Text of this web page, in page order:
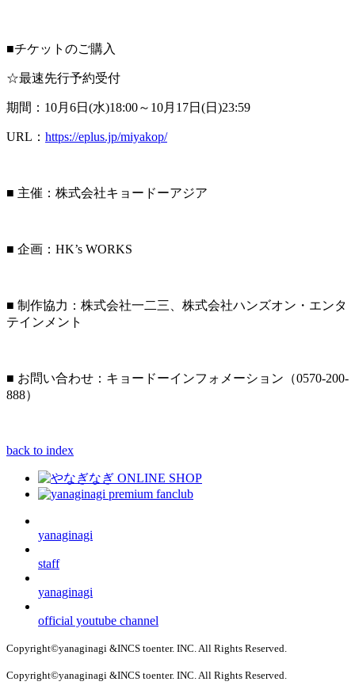
■チケットのご購入
☆最速先行予約受付
期間：10月6日(水)18:00～10月17日(日)23:59
URL： https://eplus.jp/miyakop/
■ 主催：株式会社キョードーアジア
■ 企画：HK’s WORKS
■ 制作協力：株式会社一二三、株式会社ハンズオン・エンタ
テインメント
■ お問い合わせ：キョードーインフォメーション（0570-200-
888）
back to index
yanaginagi
staff
yanaginagi
official youtube channel
Copyright©yanaginagi &INCS toenter. INC. All Rights Reserved.
Copyright©yanaginagi &INCS toenter. INC. All Rights Reserved.